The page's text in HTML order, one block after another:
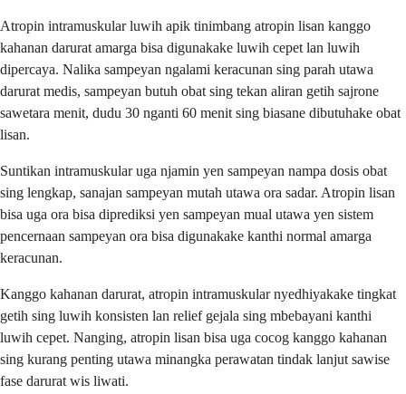
Atropin intramuskular luwih apik tinimbang atropin lisan kanggo
kahanan darurat amarga bisa digunakake luwih cepet lan luwih
dipercaya. Nalika sampeyan ngalami keracunan sing parah utawa
darurat medis, sampeyan butuh obat sing tekan aliran getih sajrone
sawetara menit, dudu 30 nganti 60 menit sing biasane dibutuhake obat
lisan.
Suntikan intramuskular uga njamin yen sampeyan nampa dosis obat
sing lengkap, sanajan sampeyan mutah utawa ora sadar. Atropin lisan
bisa uga ora bisa diprediksi yen sampeyan mual utawa yen sistem
pencernaan sampeyan ora bisa digunakake kanthi normal amarga
keracunan.
Kanggo kahanan darurat, atropin intramuskular nyedhiyakake tingkat
getih sing luwih konsisten lan relief gejala sing mbebayani kanthi
luwih cepet. Nanging, atropin lisan bisa uga cocog kanggo kahanan
sing kurang penting utawa minangka perawatan tindak lanjut sawise
fase darurat wis liwati.